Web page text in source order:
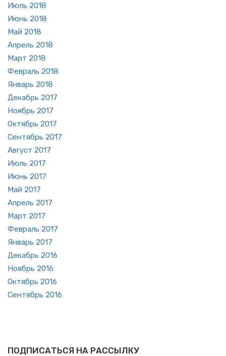
Июль 2018
Июнь 2018
Май 2018
Ап­рель 2018
Март 2018
Фев­раль 2018
Ян­варь 2018
Де­кабрь 2017
Но­ябрь 2017
Ок­тябрь 2017
Сен­тябрь 2017
Ав­густ 2017
Июль 2017
Июнь 2017
Май 2017
Ап­рель 2017
Март 2017
Фев­раль 2017
Ян­варь 2017
Де­кабрь 2016
Но­ябрь 2016
Ок­тябрь 2016
Сен­тябрь 2016
ПОДПИСАТЬСЯ НА РАССЫЛКУ